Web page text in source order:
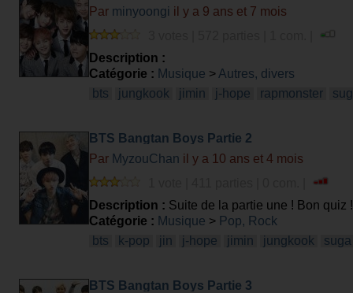
Par minyoongi il y a 9 ans et 7 mois
Description :
Catégorie : Musique > Autres, divers
bts
jungkook jimin j-hope rapmonster
BTS Bangtan Boys Partie 2
Par MyzouChan il y a 10 ans et 4 mois
Description : Suite de la partie une ! Bon quiz
Catégorie : Musique > Pop, Rock
bts
k-pop jin j-hope jimin jungkook suga
BTS Bangtan Boys Partie 3